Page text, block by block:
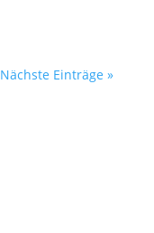
Nächste Einträge »